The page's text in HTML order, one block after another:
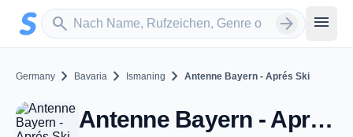
Zum Hauptinhalt springen
search
Sender suchen arrow_forward menu
Germany chevron_right Bavaria chevron_right Ismaning chevron_right Antenne Bayern - Aprés Ski
Antenne Bayern - Aprés Ski - Ismaning